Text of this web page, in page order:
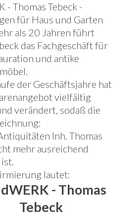
- Thomas Tebeck -
für Haus und Garten
als 20 Jahren führt
das Fachgeschäft für
und antike
der Geschäftsjahre hat
vielfältig
verändert, sodaß die
Inh. Thomas
mehr ausreichend
lautet:
- Thomas
Tebeck